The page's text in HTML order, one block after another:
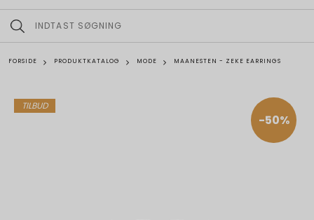
n
a
i
FORSIDE PRODUKTKATALOG MODE MAANESTEN - ZEKE EARRINGS
TILBUD
-50%